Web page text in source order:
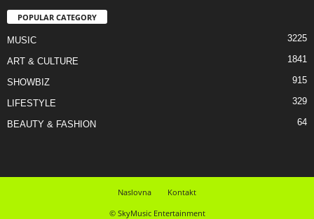
POPULAR CATEGORY
MUSIC 3225
ART & CULTURE 1841
SHOWBIZ 915
LIFESTYLE 329
BEAUTY & FASHION 64
Naslovna
Kontakt
© SkyMusic Entertainment